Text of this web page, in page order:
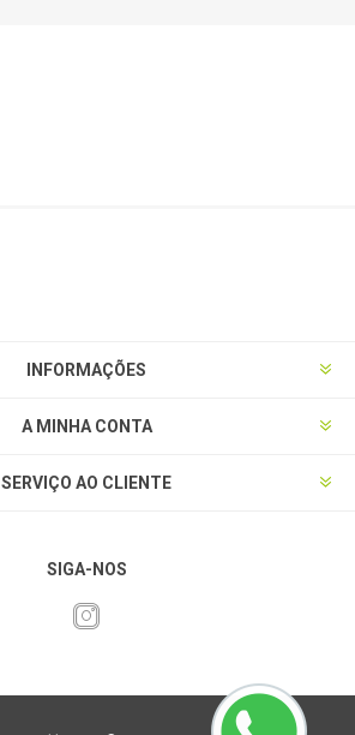
INFORMAÇÕES
A MINHA CONTA
SERVIÇO AO CLIENTE
SIGA-NOS